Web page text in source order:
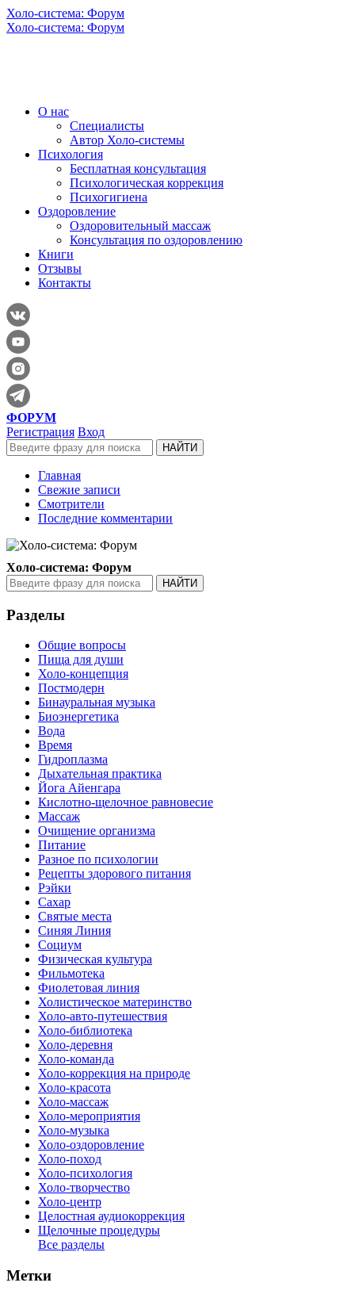
Холо-система: Форум
Холо-система: Форум
О нас
Специалисты
Автор Холо-системы
Психология
Бесплатная консультация
Психологическая коррекция
Психогигиена
Оздоровление
Оздоровительный массаж
Консультация по оздоровлению
Книги
Отзывы
Контакты
ФОРУМ
Регистрация Вход
Главная
Свежие записи
Смотрители
Последние комментарии
Холо-система: Форум
Разделы
Общие вопросы
Пища для души
Холо-концепция
Постмодерн
Бинауральная музыка
Биоэнергетика
Вода
Время
Гидроплазма
Дыхательная практика
Йога Айенгара
Кислотно-щелочное равновесие
Массаж
Очищение организма
Питание
Разное по психологии
Рецепты здорового питания
Рэйки
Сахар
Святые места
Синяя Линия
Социум
Физическая культура
Фильмотека
Фиолетовая линия
Холистическое материнство
Холо-авто-путешествия
Холо-библиотека
Холо-деревня
Холо-команда
Холо-коррекция на природе
Холо-красота
Холо-массаж
Холо-мероприятия
Холо-музыка
Холо-оздоровление
Холо-поход
Холо-психология
Холо-творчество
Холо-центр
Целостная аудиокоррекция
Щелочные процедуры
Все разделы
Метки